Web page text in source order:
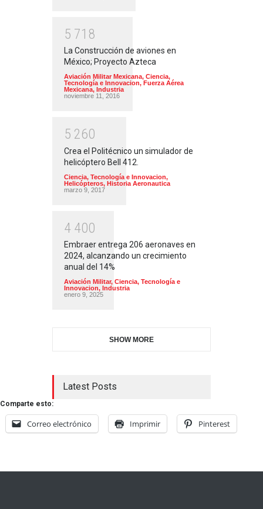
5 71 8
La Construcción de aviones en
México; Proyecto Azteca
Aviación Militar Mexicana, Ciencia,
Tecnología e Innovacion, Fuerza Aérea
Mexicana, Industria
noviembre 11, 2016
5 260
Crea el Politécnico un simulador de
helicóptero Bell 412.
Ciencia, Tecnología e Innovacion,
Helicópteros, Historia Aeronautica
marzo 9, 2017
4 400
Embraer entrega 206 aeronaves en
2024, alcanzando un crecimiento
anual del 14%
Aviación Militar, Ciencia, Tecnología e
Innovacion, Industria
enero 9, 2025
SHOW MORE
Latest Posts
Comparte esto:
Correo electrónico Imprimir Pinterest